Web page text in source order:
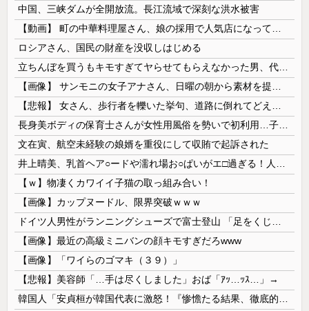
中国、三峡ダムが全開放流。長江流域で深刻な洪水被害
ロシアさん、国民の財産を没収しはじめる
文在寅、航空未経験の娘婿を重役にして収賄で起訴された
【ｗ】物凄くカワイイ子猫の取っ組み合い！
【画像】カップヌードル、限界突破ｗｗｗ
【画像】最近の高級ミニバンの顔キモすぎだろwww
【画像】「ワイらのゴマキ（３９）」
【悲報】美容師「…手は尽くしました」おば「ｱｯ…ｯｽ…」→